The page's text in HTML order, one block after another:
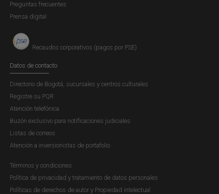
Preguntas frecuentes
Prensa digital
Recaudos corporativos (pagos por PSE)
Datos de contacto
Directorio de Bogotá, sucursales y centros culturales
Registre su PQR
Atención telefónica
Buzón exclusivo para notificaciones judiciales
Listas de correos
Atención a inversionistas de portafolio
Términos y condiciones
Política de privacidad y tratamiento de datos personales
Políticas de derechos de autor y Propiedad intelectual